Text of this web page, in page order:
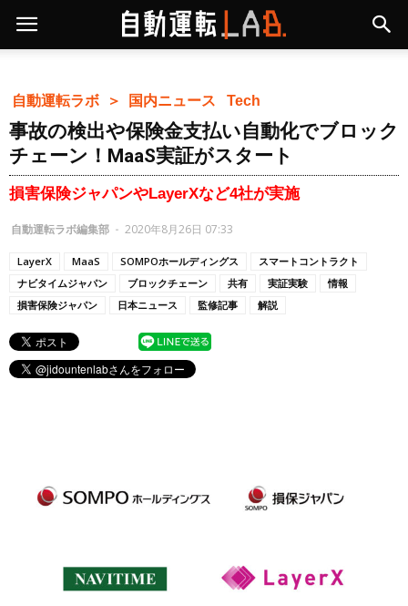
自動運転ラボ ＞ 国内ニュース Tech
事故の検出や保険金支払い自動化でブロック
チェーン！MaaS実証がスタート
損害保険ジャパンやLayerXなど4社が実施
自動運転ラボ編集部 - 2020年8月26日 07:33
LayerX MaaS SOMPOホールディングス
スマートコントラクト
ナビタイムジャパン
ブロックチェーン 共有 実証実験
情報
損害保険ジャパン
日本ニュース 監修記事 解説